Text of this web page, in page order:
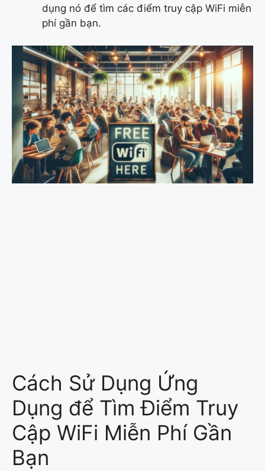
dụng nó để tìm các điểm truy cập WiFi miễn
phí gần bạn.
Cách Sử Dụng Ứng
Dụng để Tìm Điểm Truy
Cập WiFi Miễn Phí Gần
Bạn